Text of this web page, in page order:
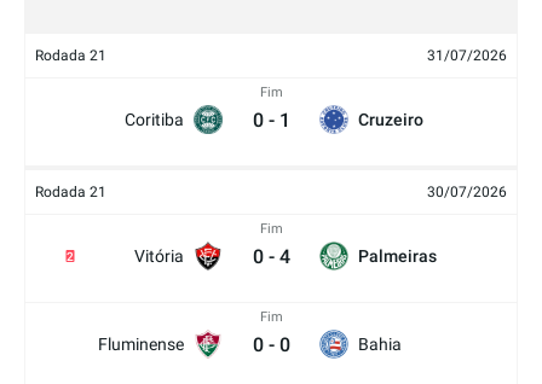
Rodada 21 31/07/2026
Coritiba
Fim
0 - 1 Cruzeiro
Rodada 21 30/07/2026
Vitória
2
Fim
0 - 4 Palmeiras
Fluminense
Fim
0 - 0 Bahia